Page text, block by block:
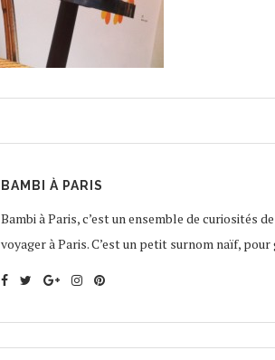
BAMBI À PARIS
Bambi à Paris, c’est un ensemble de curiosités
voyager à Paris. C’est un petit surnom naïf,